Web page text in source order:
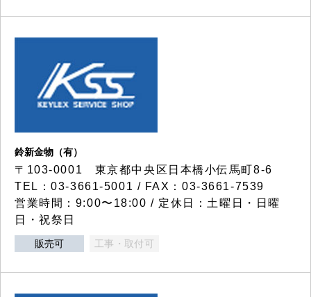
鈴新金物（有）
〒103-0001 東京都中央区日本橋小伝馬町8-6
TEL：03-3661-5001 / FAX：03-3661-7539
営業時間：9:00〜18:00 / 定休日：土曜日・日曜
日・祝祭日
販売可 工事・取付可